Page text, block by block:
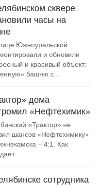
сквере
часы на
Южноуральской
и обновили
и красивый объект:
башню с...
дома
«Нефтехимик»
«Трактор» не
шансов «Нефтехимику»
– 4:1. Как
сотрудника